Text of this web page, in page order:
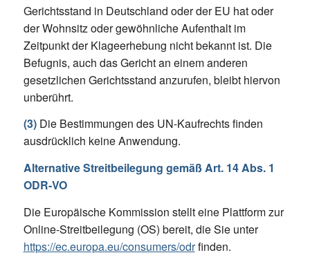
Gerichtsstand in Deutschland oder der EU hat oder
der Wohnsitz oder gewöhnliche Aufenthalt im
Zeitpunkt der Klageerhebung nicht bekannt ist. Die
Befugnis, auch das Gericht an einem anderen
gesetzlichen Gerichtsstand anzurufen, bleibt hiervon
unberührt.
(3)Die Bestimmungen des UN-Kaufrechts finden
ausdrücklich keine Anwendung.
Alternative Streitbeilegung gemäß Art. 14 Abs. 1
ODR-VO
Die Europäische Kommission stellt eine Plattform zur
Online-Streitbeilegung (OS) bereit, die Sie unter
https://ec.europa.eu/consumers/odrfinden.